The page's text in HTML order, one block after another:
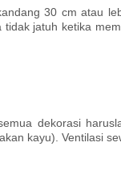
30 cm atau
jatuh ketika
dekorasi
kayu). Ventilasi